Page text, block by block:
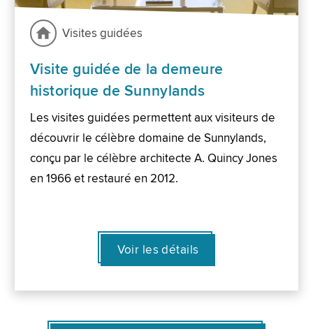
Visites guidées
Visite guidée de la demeure
historique de Sunnylands
Les visites guidées permettent aux visiteurs de
découvrir le célèbre domaine de Sunnylands,
conçu par le célèbre architecte A. Quincy Jones
en 1966 et restauré en 2012.
Voir les détails